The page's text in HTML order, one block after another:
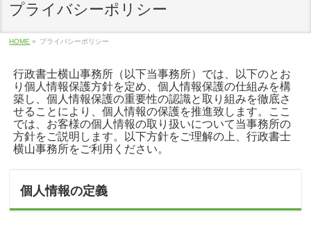
プライバシーポリシー
HOME » プライバシーポリシー
行政書士横山事務所（以下当事務所）では、以下のとお
り個人情報保護方針を定め、個人情報保護の仕組みを構
築し、個人情報保護の重要性の認識と取り組みを徹底さ
せることにより、個人情報の保護を推進致します。ここ
では、お客様の個人情報の取り扱いについて当事務所の
方針をご説明します。以下方針をご理解の上、行政書士
横山事務所をご利用ください。
個人情報の定義